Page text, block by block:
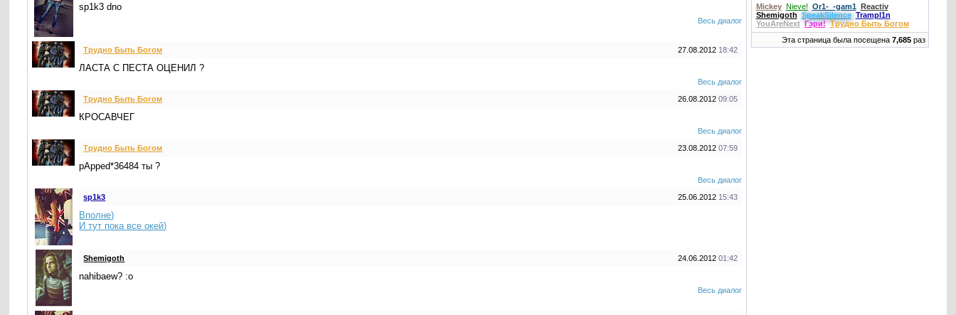
sp1k3 dno
Весь диалог
27.08.2012 18:42
Трудно Быть Богом
ЛАСТА С ПЕСТА ОЦЕНИЛ ?
Весь диалог
26.08.2012 09:05
Трудно Быть Богом
КРОСАВЧЕГ
Весь диалог
23.08.2012 07:59
Трудно Быть Богом
pApped*36484 ты ?
Весь диалог
25.06.2012 15:43
sp1k3
Вполне)
И тут пока все окей)
24.06.2012 01:42
Shemigoth
nahibaew? :o
Весь диалог
Mickey Nieve! Or1-_-gam1 Reactiv
Shemigoth SpeakSilence Trampl1n
YouAreNext Гэри! Трудно Быть Богом
Эта страница была посещена 7,685раз